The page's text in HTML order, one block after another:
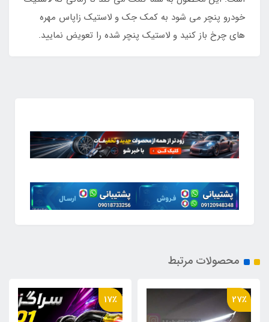
خودرو پنچر می ‌شود به کمک جک و لاستیک زاپاس مهره‌
های چرخ باز کنید و لاستیک پنچر شده را تعویض نمایید.
محصولات مرتبط
17٪ 40٪